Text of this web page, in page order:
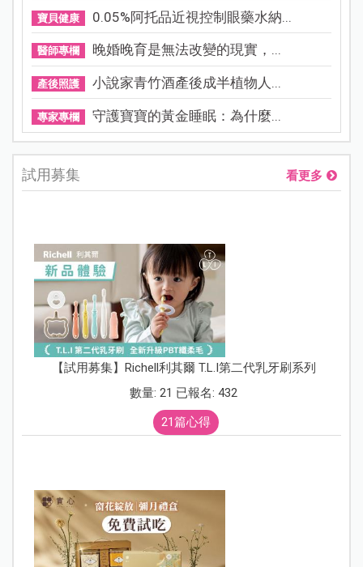
寶貝健康 0.05%阿托品近視控制眼藥水納...
醫師專欄 晚婚晚育是無法改變的現實，...
產後照護 小說家青竹酒產後成半植物人...
專家專欄 守護寶寶的黃金睡眠：為什麼...
試用募集 看更多
【試用募集】Richell利其爾 T.L.I第二代乳牙刷系列
數量: 21 已報名: 432
21篇心得